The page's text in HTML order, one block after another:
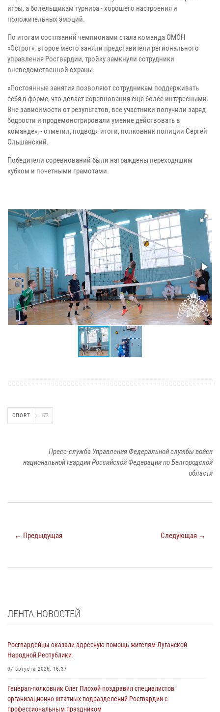
игры, а болельщикам турнира - хорошего настроения и
положительных эмоций.
По итогам состязаний чемпионами стала команда ОМОН
«Острог», второе место заняли представители регионального
управления Росгвардии, тройку замкнули сотрудники
вневедомственной охраны.
«Постоянные занятия позволяют сотрудникам поддерживать
себя в форме, что делает соревнования еще более интересными.
Вне зависимости от результатов, все участники получили заряд
бодрости и продемонстрировали умение действовать в
команде», - отметил, подводя итоги, полковник полиции Сергей
Ольшанский.
Победители соревнований были награждены переходящим
кубком и почетными грамотами.
СПОРТ 177
Пресс-служба Управления Федеральной службы войск
национальной гвардии Российской Федерации по Белгородской
области
← Предыдущая Следующая →
ЛЕНТА НОВОСТЕЙ
Росгвардейцы оказали адресную помощь жителям Луганской
Народной Республики
07 августа 2026, 16:37
Генерал-полковник Олег Плохой поздравил специалистов
организационно-штатных подразделений Росгвардии с
профессиональным праздником